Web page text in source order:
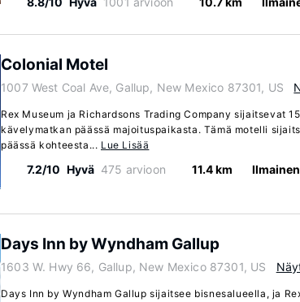
Colonial Motel
1007 West Coal Ave, Gallup, New Mexico 87301, US
Rex Museum ja Richardsons Trading Company sijaitsevat
kävelymatkan päässä majoituspaikasta. Tämä motelli
päässä kohteesta... Lue Lisää
7.2/10 Hyvä 475 arvioon 11.4 km
Days Inn by Wyndham Gallup
1603 W. Hwy 66, Gallup, New Mexico 87301, US
Days Inn by Wyndham Gallup sijaitsee bisnesalueella, ja